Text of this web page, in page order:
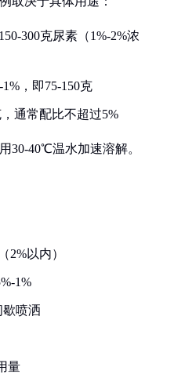
300克尿素（1%-2%浓
，即75-150克
，通常配比不超过5%
30-40℃温水加速溶解。
2%以内）
1%
歇喷洒
量